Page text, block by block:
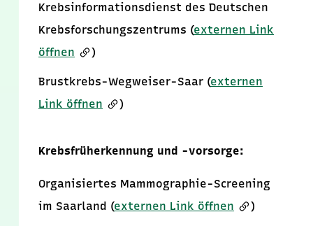
Krebsinformationsdienst des Deutschen
Krebsforschungszentrums (externen Link
öffnen
)
Brustkrebs-Wegweiser-Saar (externen
Link öffnen
)
Krebsfrüherkennung und -vorsorge:
Organisiertes Mammographie-Screening
im Saarland (externen Link öffnen )